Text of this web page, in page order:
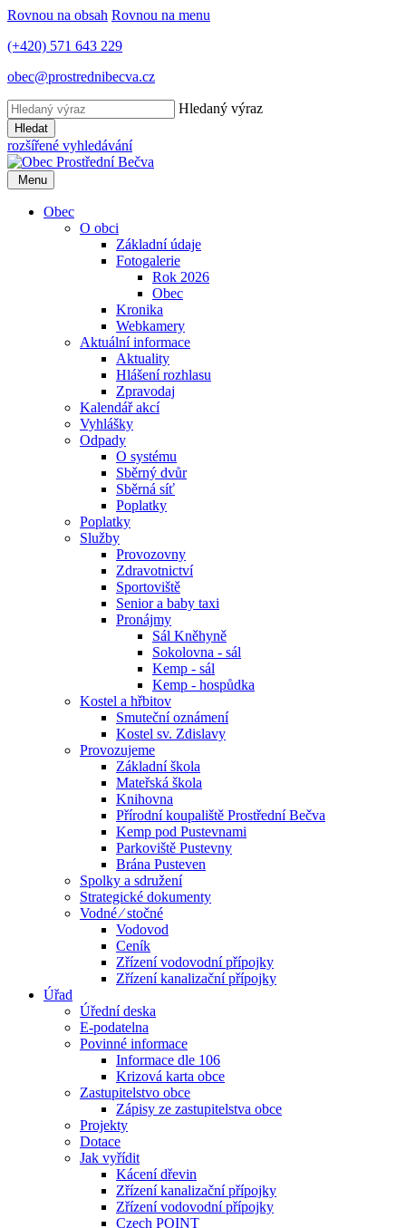
Rovnou na obsah Rovnou na menu
(+420) 571 643 229
obec@prostrednibecva.cz
Hledaný výraz
Hledat
rozšířené vyhledávání
Menu
Obec
O obci
Základní údaje
Fotogalerie
Rok 2026
Obec
Kronika
Webkamery
Aktuální informace
Aktuality
Hlášení rozhlasu
Zpravodaj
Kalendář akcí
Vyhlášky
Odpady
O systému
Sběrný dvůr
Sběrná síť
Poplatky
Poplatky
Služby
Provozovny
Zdravotnictví
Sportoviště
Senior a baby taxi
Pronájmy
Sál Kněhyně
Sokolovna - sál
Kemp - sál
Kemp - hospůdka
Kostel a hřbitov
Smuteční oznámení
Kostel sv. Zdislavy
Provozujeme
Základní škola
Mateřská škola
Knihovna
Přírodní koupaliště Prostřední Bečva
Kemp pod Pustevnami
Parkoviště Pustevny
Brána Pusteven
Spolky a sdružení
Strategické dokumenty
Vodné ⁄ stočné
Vodovod
Ceník
Zřízení vodovodní přípojky
Zřízení kanalizační přípojky
Úřad
Úřední deska
E-podatelna
Povinné informace
Informace dle 106
Krizová karta obce
Zastupitelstvo obce
Zápisy ze zastupitelstva obce
Projekty
Dotace
Jak vyřídit
Kácení dřevin
Zřízení kanalizační přípojky
Zřízení vodovodní přípojky
Czech POINT